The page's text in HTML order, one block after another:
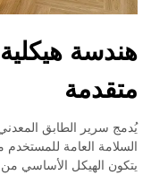
هندسة
متقدمة
يُدمج سرير الطابق
السلامة العامة للمستخدم
يتكون الهيكل الأساسي من